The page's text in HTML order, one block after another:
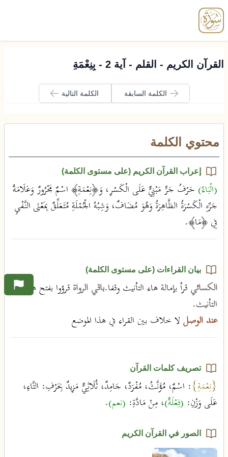
القرآن الكريم - القلم - آية 2 - بِنِعْمَةِ
الكلمة السابقة الكلمة التالية
محتوي الكلمة
إعراب القرآن الكريم (على مستوى الكلمة)
(الْبَاءُ) حَرْفُ جَرٍّ مَبْنِيٌّ عَلَى الْكَسْرِ، وَ﴿نِعْمَةِ﴾ اسْمٌ مَجْرُورٌ وَعَلَامَةُ
جَرِّهِ الْكَسْرَةُ الظَّاهِرَةُ وَهُوَ مُضَافٌ، وَشِبْهُ الْجُمْلَةِ مُتَعَلِّقٌ بِمَعْنَى النَّفْيِ
فِي ﴿مَا﴾.
بيان القراءات (على مستوى الكلمة)
الكسائيقرأ بإمالة هاء التأنيث وقفا.باقي الرواةقرؤوا بفتح هاء
التأنيث.
عند الوصللا خلاف بين القراء في هذا الموضع
تصريف كلمات القرآن
{نِعْمَةِ}: اسْمٌ، مُؤَنَّثُ، مُفْرَدٌ، جَامِدٌ، ثُلَاثِيٌّ مَزِيدٌ بِحَرْفِ: التَّاءِ،
عَلَى وَزْنِ: (فِعْلَةٌ)، مِنْ مَادَّةِ: (نعم).
الصور في القرآن الكريم